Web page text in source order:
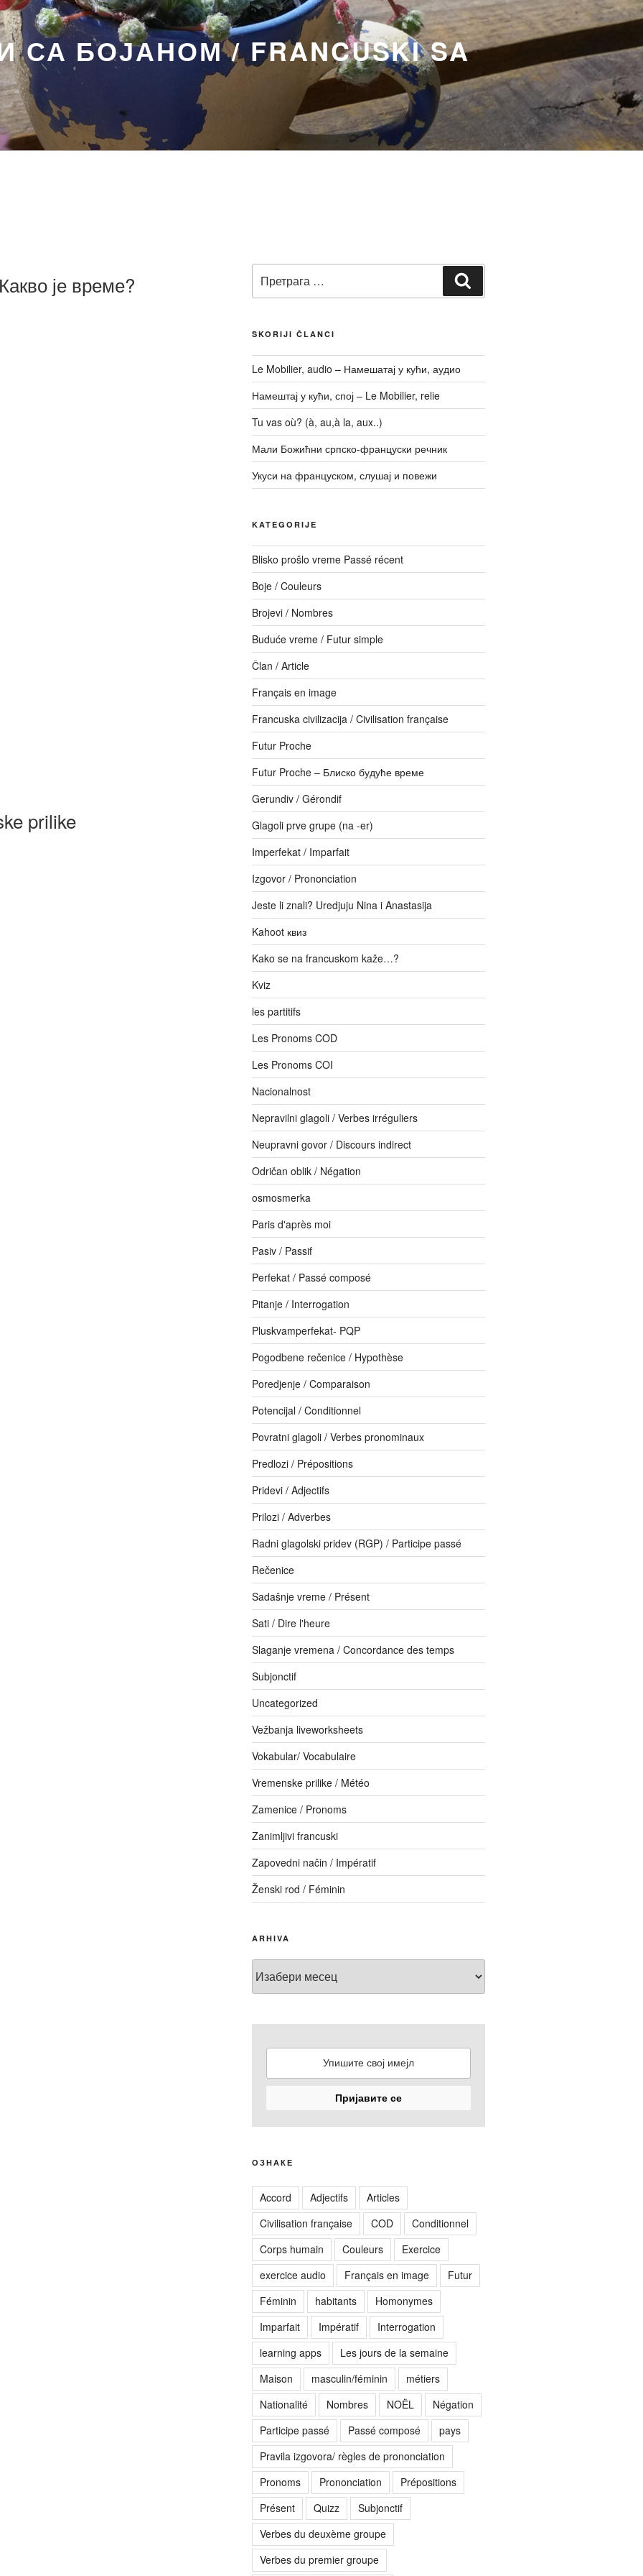
СА БОЈАНОМ / FRANCUSKI SA
је време?
prilike
за:
SKORIJI ČLANCI
Le Mobilier, audio – Намешатај у кући, аудио
Намештај у кући, спој – Le Mobilier, relie
Tu vas où? (à, au,à la, aux..)
Мали Божићни српско-француски речник
Укуси на француском, слушај и повежи
KATEGORIJE
Blisko prošlo vreme Passé récent
Boje / Couleurs
Brojevi / Nombres
Buduće vreme / Futur simple
Član / Article
Français en image
Francuska civilizacija / Civilisation française
Futur Proche
Futur Proche – Блиско будуће време
Gerundiv / Gérondif
Glagoli prve grupe (na -er)
Imperfekat / Imparfait
Izgovor / Prononciation
Jeste li znali? Uredjuju Nina i Anastasija
Kahoot квиз
Kako se na francuskom kaže…?
Kviz
les partitifs
Les Pronoms COD
Les Pronoms COI
Nacionalnost
Nepravilni glagoli / Verbes irréguliers
Neupravni govor / Discours indirect
Odričan oblik / Négation
osmosmerka
Paris d'après moi
Pasiv / Passif
Perfekat / Passé composé
Pitanje / Interrogation
Pluskvamperfekat- PQP
Pogodbene rečenice / Hypothèse
Poredjenje / Comparaison
Potencijal / Conditionnel
Povratni glagoli / Verbes pronominaux
Predlozi / Prépositions
Pridevi / Adjectifs
Prilozi / Adverbes
Radni glagolski pridev (RGP) / Participe passé
Rečenice
Sadašnje vreme / Présent
Sati / Dire l'heure
Slaganje vremena / Concordance des temps
Subjonctif
Uncategorized
Vežbanja liveworksheets
Vokabular/ Vocabulaire
Vremenske prilike / Météo
Zamenice / Pronoms
Zanimljivi francuski
Zapovedni način / Impératif
Ženski rod / Féminin
ARHIVA
ОЗНАКЕ
Accord Adjectifs
Articles
Civilisation française
COD
Conditionnel
Corps humain
Couleurs
Exercice
exercice audio
Français en image
Futur
Féminin
habitants
Homonymes
Imparfait
Impératif
Interrogation
learning apps
Les jours de la semaine
Maison
masculin/féminin
métiers
Nationalité
Nombres NOËL
Négation
Participe passé
Passé composé
pays
Pravila izgovora/ règles de prononciation
Pronoms
Prononciation
Prépositions
Présent
Quizz
Subjonctif
Verbes du deuxème groupe
Verbes du premier groupe